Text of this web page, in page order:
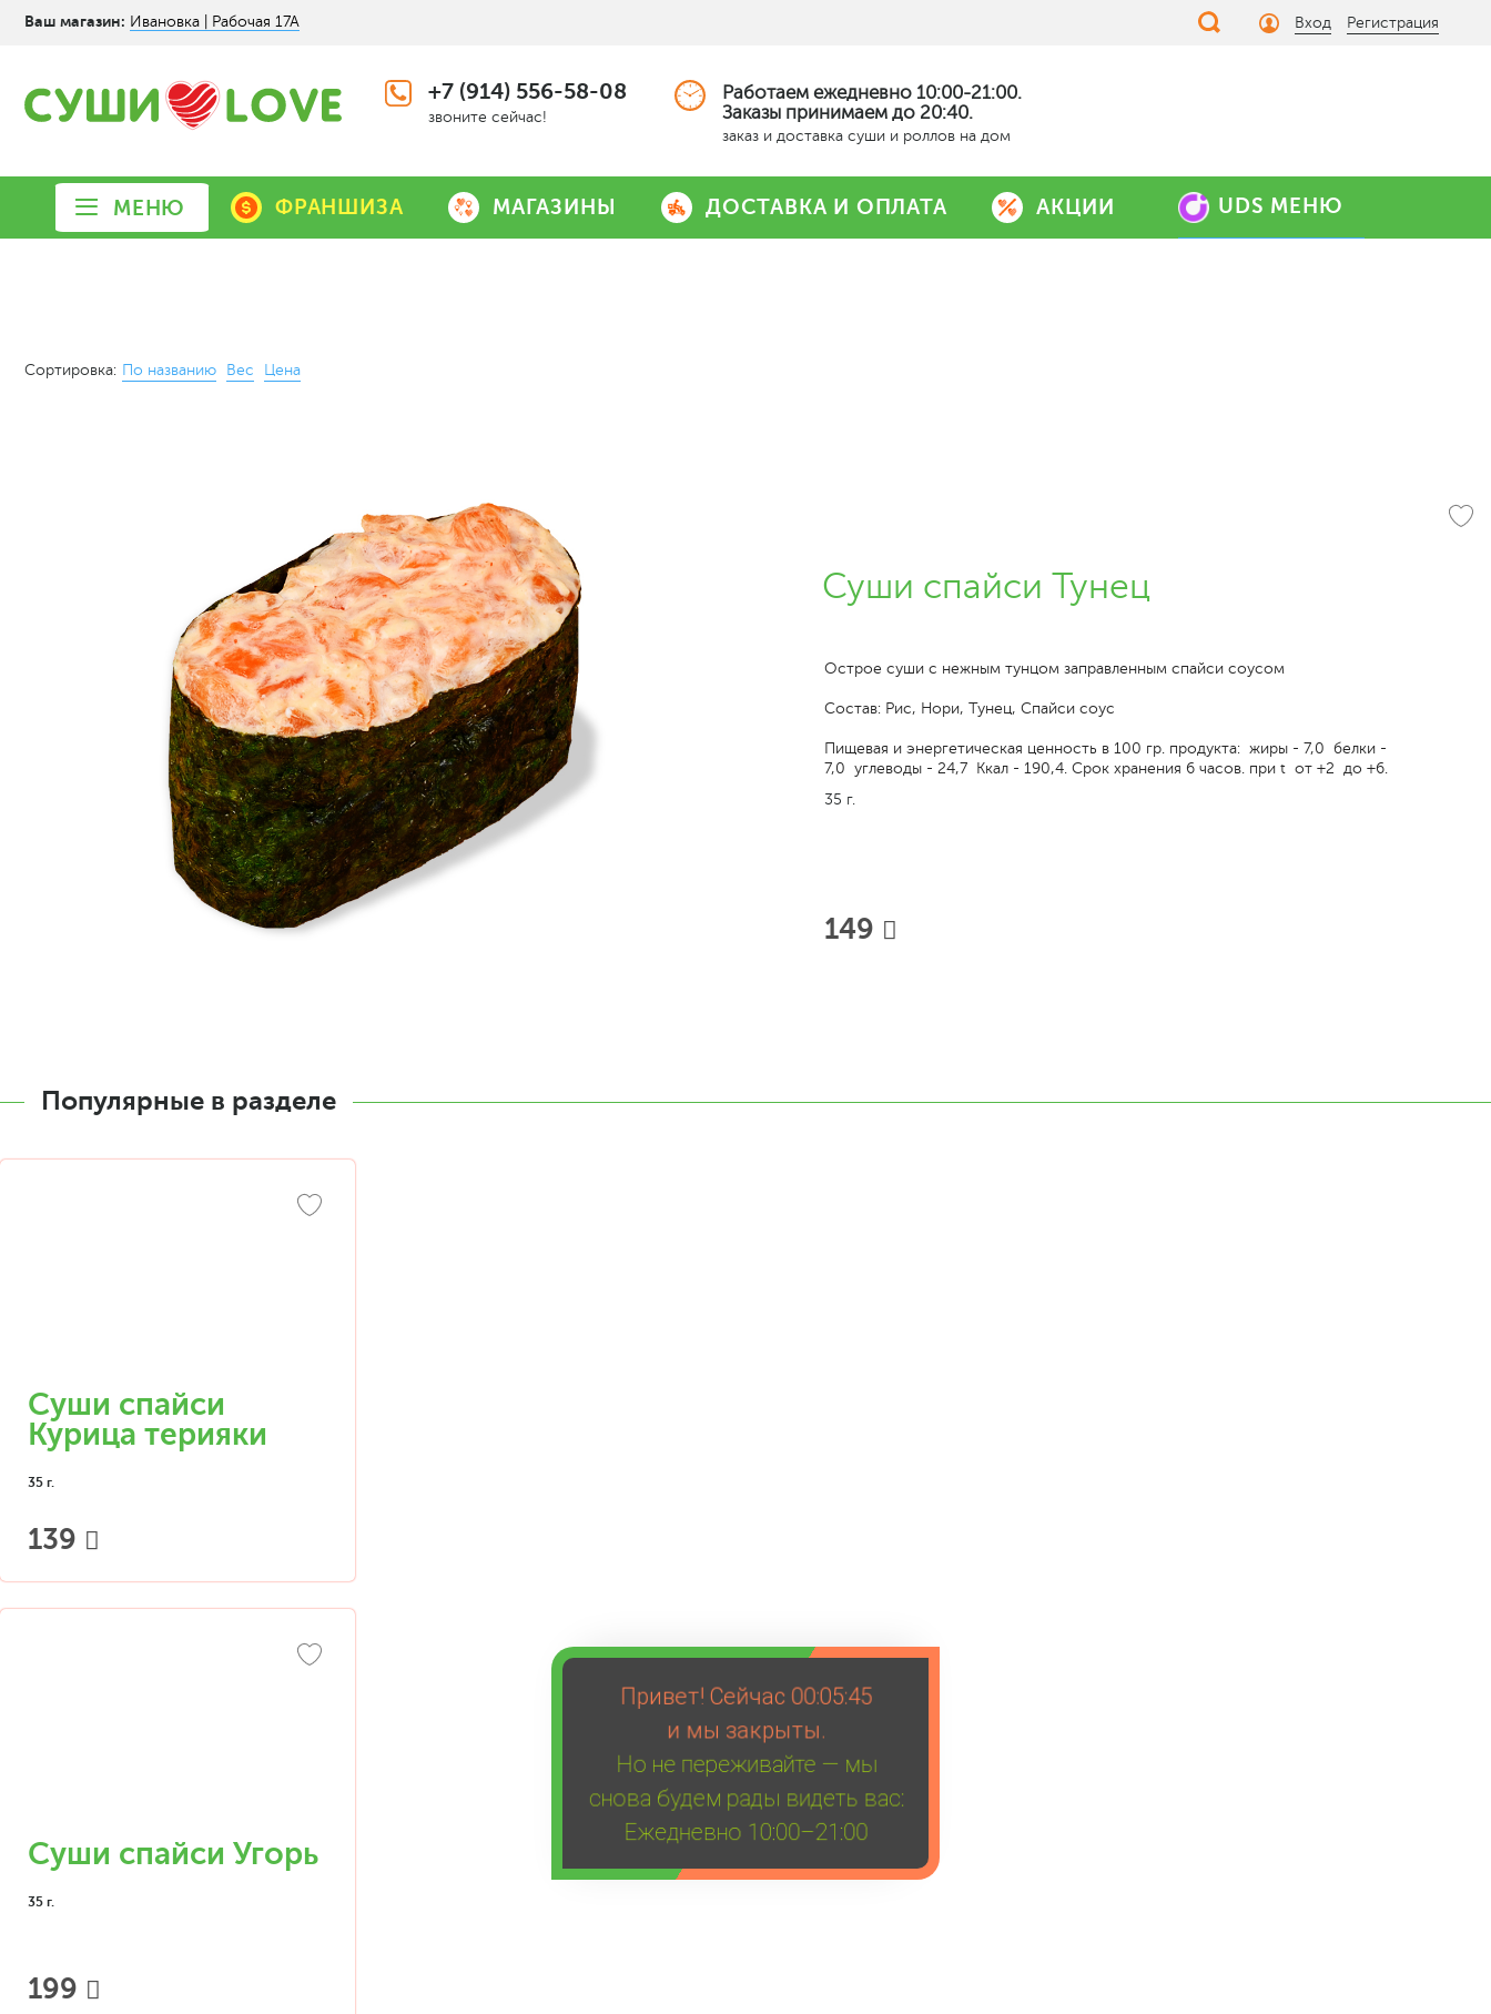
Привет! Сейчас 00:05:45
и мы закрыты.
Но не переживайте — мы
снова будем рады видеть вас:
Ежедневно 10:00–21:00
Ваш магазин: Ивановка | Рабочая 17А Вход Регистрация
+7 (914) 556-58-08
звоните сейчас!
Работаем ежедневно 10:00-21:00.
Заказы принимаем до 20:40.
заказ и доставка суши и роллов на дом
МЕНЮ ФРАНШИЗА МАГАЗИНЫ ДОСТАВКА И ОПЛАТА АКЦИИ UDS МЕНЮ
Сортировка: По названию Вес Цена
Суши спайси Тунец
Острое суши с нежным тунцом заправленным спайси соусом
Состав: Рис, Нори, Тунец, Спайси соус
Пищевая и энергетическая ценность в 100 гр. продукта: жиры - 7,0 белки -
7,0 углеводы - 24,7 Ккал - 190,4. Срок хранения 6 часов. при t от +2 до +6.
35 г.
149
Популярные в разделе
Суши спайси
Курица терияки
35 г.
139
Суши спайси Угорь
35 г.
199